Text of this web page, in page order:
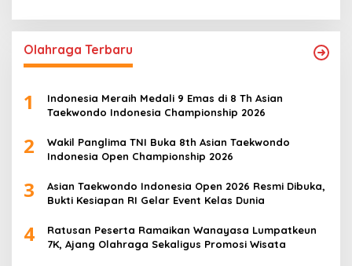
Olahraga Terbaru
1
Indonesia Meraih Medali 9 Emas di 8 Th Asian
Taekwondo Indonesia Championship 2026
2
Wakil Panglima TNI Buka 8th Asian Taekwondo
Indonesia Open Championship 2026
3
Asian Taekwondo Indonesia Open 2026 Resmi Dibuka,
Bukti Kesiapan RI Gelar Event Kelas Dunia
4
Ratusan Peserta Ramaikan Wanayasa Lumpatkeun
7K, Ajang Olahraga Sekaligus Promosi Wisata